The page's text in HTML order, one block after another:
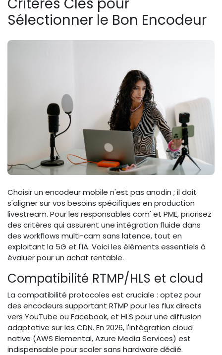
Sélectionner le Bon Encodeur
Choisir un encodeur mobile n'est pas anodin ; il doit
s'aligner sur vos besoins spécifiques en production
livestream. Pour les responsables com' et PME, priorisez
des critères qui assurent une intégration fluide dans
des workflows multi-cam sans latence, tout en
exploitant la 5G et l'IA. Voici les éléments essentiels à
évaluer pour un achat rentable.
Compatibilité RTMP/HLS et cloud
La compatibilité protocoles est cruciale : optez pour
des encodeurs supportant RTMP pour les flux directs
vers YouTube ou Facebook, et HLS pour une diffusion
adaptative sur les CDN. En 2026, l'intégration cloud
native (AWS Elemental, Azure Media Services) est
indispensable pour scaler sans hardware dédié.